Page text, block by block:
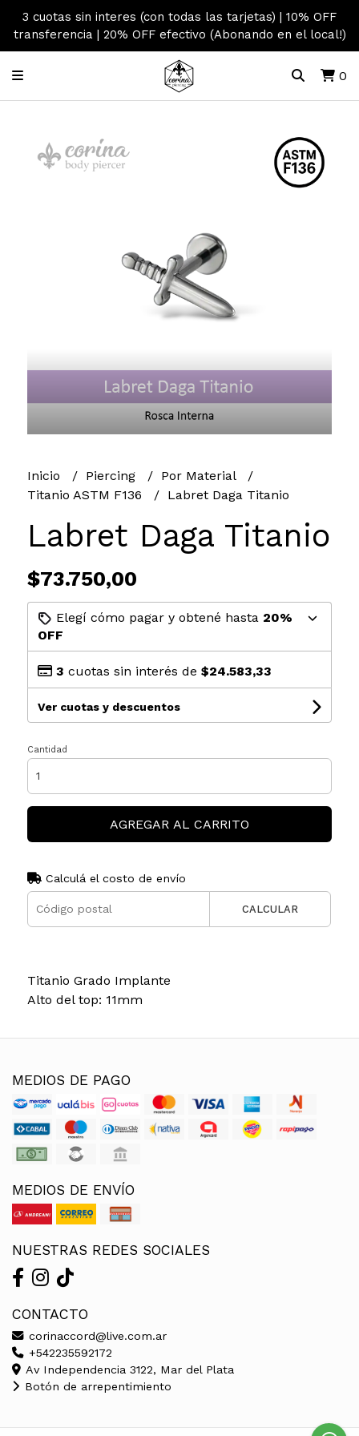
3 cuotas sin interes (con todas las tarjetas) | 10% OFF
transferencia | 20% OFF efectivo (Abonando en el local!)
0
Inicio Piercing
Por Material
Titanio ASTM F136
Labret Daga Titanio
Labret Daga Titanio
$73.750,00
Elegí cómo pagar y obtené hasta 20%
OFF
3 cuotas sin interés de $24.583,33
Ver cuotas y descuentos
Cantidad
AGREGAR AL CARRITO
Calculá el costo de envío
CALCULAR
Titanio Grado Implante
Alto del top: 11mm
MEDIOS DE PAGO
MEDIOS DE ENVÍO
NUESTRAS REDES SOCIALES
CONTACTO
corinaccord@live.com.ar
+542235592172
Av Independencia 3122, Mar del Plata
Botón de arrepentimiento